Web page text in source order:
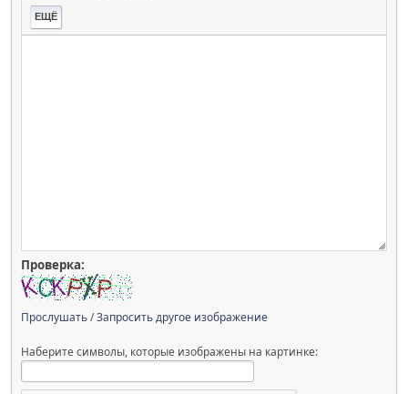
ЕЩЁ
Проверка:
Прослушать/Запросить другое изображение
Наберите символы, которые изображены на картинке: